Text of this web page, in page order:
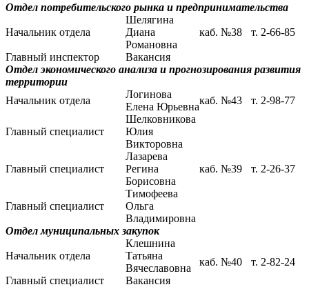
Отдел потребительского рынка и предпринимательства
Начальник отдела
Шелягина
Диана
Романовна
каб. №38 т. 2-66-85
Главный инспектор
Вакансия
Отдел экономического анализа и прогнозирования развития
территории
Начальник отдела
Логинова
Елена Юрьевна
каб. №43 т. 2-98-77
Главный специалист
Шелковникова
Юлия
Викторовна
каб. №39 т. 2-26-37
Главный специалист
Лазарева
Регина
Борисовна
Главный специалист
Тимофеева
Ольга
Владимировна
Отдел муниципальных закупок
Начальник отдела
Клешнина
Татьяна
Вячеславовна
каб. №40
т. 2-82-24
Главный специалист
Вакансия